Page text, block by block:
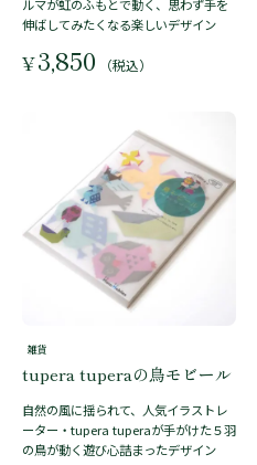
ルマが虹のふもとで動く、思わず手を
伸ばしてみたくなる楽しいデザイン
¥3,850 （税込）
雑貨
tupera tuperaの鳥モビール
自然の風に揺られて、人気イラストレ
ーター・tupera tuperaが手がけた５羽
の鳥が動く遊び心詰まったデザイン